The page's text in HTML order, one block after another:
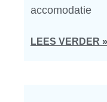
accomodatie
LEES VERDER »